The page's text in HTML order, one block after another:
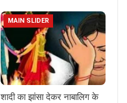
MAIN SLIDER
शादी का झांसा देकर नाबालिग के